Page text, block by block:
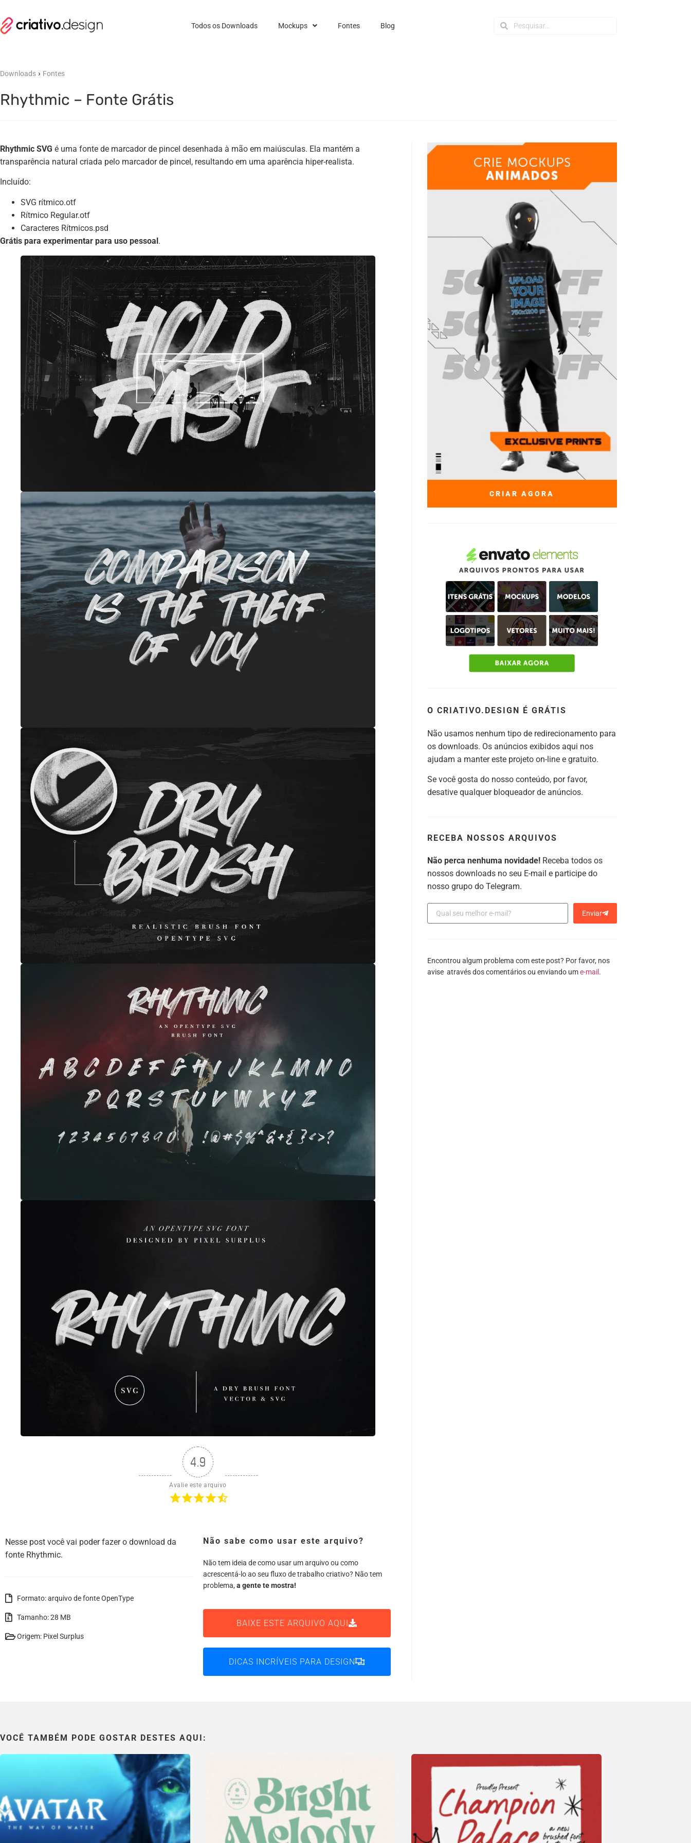
Todos os Downloads Mockups Fontes Blog
Downloads › Fontes
Rhythmic – Fonte Grátis
Rhythmic SVG é uma fonte de marcador de pincel desenhada à mão em maiúsculas. Ela mantém a
transparência natural criada pelo marcador de pincel, resultando em uma aparência hiper-realista.
Incluído:
SVG rítmico.otf
Rítmico Regular.otf
Caracteres Rítmicos.psd
Grátis para experimentar para uso pessoal.
4.9
Avalie este arquivo
Nesse post você vai poder fazer o download da
fonte Rhythmic.
Formato: arquivo de fonte OpenType
Tamanho: 28 MB
Origem: Pixel Surplus
Não sabe como usar este arquivo?
Não tem ideia de como usar um arquivo ou como
acrescentá-lo ao seu fluxo de trabalho criativo? Não tem
problema, a gente te mostra!
BAIXE ESTE ARQUIVO AQUI
DICAS INCRÍVEIS PARA DESIGN
CRIAR AGORA
O CRIATIVO.DESIGN É GRÁTIS
Não usamos nenhum tipo de redirecionamento para
os downloads. Os anúncios exibidos aqui nos
ajudam a manter este projeto on-line e gratuito.
Se você gosta do nosso conteúdo, por favor,
desative qualquer bloqueador de anúncios.
RECEBA NOSSOS ARQUIVOS
Não perca nenhuma novidade!Receba todos os
nossos downloads no seu E-mail e participe do
nosso grupo do Telegram.
Enviar
Encontrou algum problema com este post? Por favor, nos
avise através dos comentários ou enviando ume-mail .
VOCÊ TAMBÉM PODE GOSTAR DESTES AQUI: